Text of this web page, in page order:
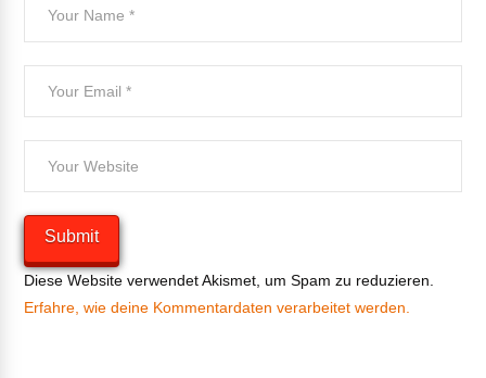
Diese Website verwendet Akismet, um Spam zu reduzieren.
Erfahre, wie deine Kommentardaten verarbeitet werden.